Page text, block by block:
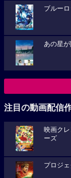
ブルーロ
あの星
注目の動画配信
映画ク
ーズ
プロジ